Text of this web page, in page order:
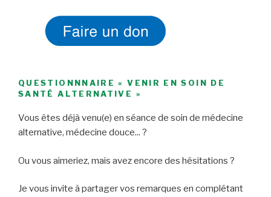
QUESTIONNNAIRE « VENIR EN SOIN DE
SANTÉ ALTERNATIVE »
Vous êtes déjà venu(e) en séance de soin de médecine
alternative, médecine douce... ?
Ou vous aimeriez, mais avez encore des hésitations ?
Je vous invite à partager vos remarques en complétant